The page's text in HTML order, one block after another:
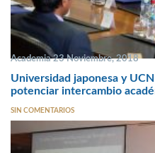
Academia 23 Noviembre, 2018
Universidad japonesa y
potenciar intercambio
SIN COMENTARIOS